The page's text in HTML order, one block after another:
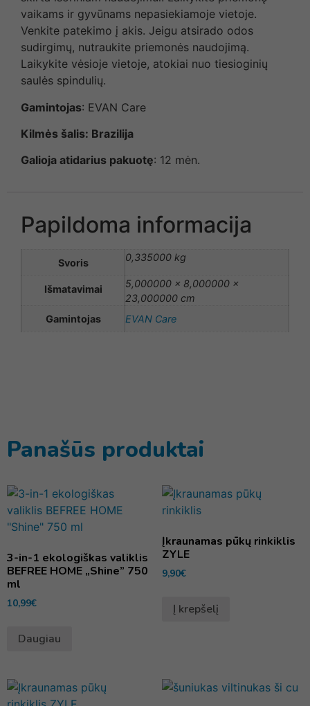
vaikams ir gyvūnams nepasiekiamoje vietoje.
Venkite patekimo į akis. Jeigu atsirado odos
sudirgimų, nutraukite priemonės naudojimą.
Laikykite vėsioje vietoje, atokiai nuo tiesioginių
saulės spindulių.
Gamintojas: EVAN Care
Kilmės šalis: Brazilija
Galioja atidarius pakuotę: 12 mėn.
Papildoma informacija
Svoris 0,335000 kg
Išmatavimai
5,000000 × 8,000000 ×
23,000000 cm
Gamintojas
EVAN Care
Panašūs produktai
3-in-1 ekologiškas valiklis
BEFREE HOME „Shine” 750
ml
10,99€
Daugiau
Įkraunamas pūkų rinkiklis
ZYLE
9,90€
Į krepšelį